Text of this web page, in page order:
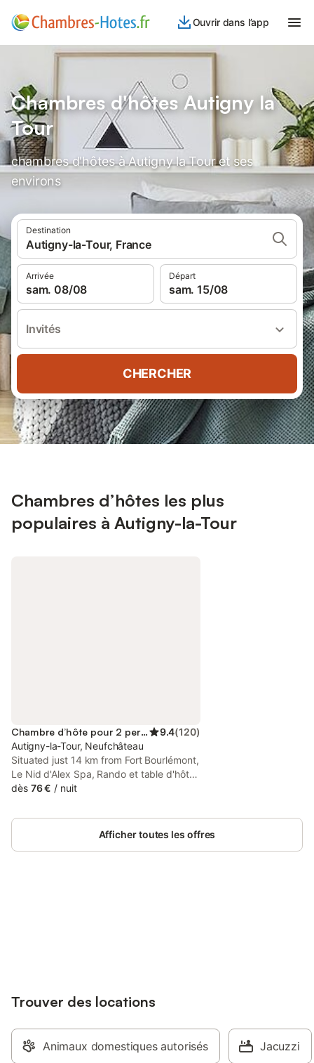
Ouvrir dans l’app
Chambres d'hôtes Autigny la
Tour
chambres d'hôtes à Autigny la Tour et ses
environs
Destination
Autigny-la-Tour, France
Arrivée
sam. 08/08
Départ
sam. 15/08
Invités
CHERCHER
Chambres d’hôtes les plus
populaires à Autigny-la-Tour
Chambre d’hôte pour 2 personnes 9.4(120)
Autigny-la-Tour, Neufchâteau
Situated just 14 km from Fort Bourlémont,
Le Nid d'Alex Spa, Rando et table d'hôte
offers accommodation in Autigny-la-Tour
lounge, as well as a shared kitchen.
dès 76 € / nuit
Afficher toutes les offres
Trouver des locations
Animaux domestiques autorisés Jacuzzi